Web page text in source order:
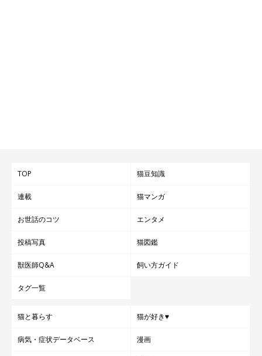
TOP 猫豆知識
連載 猫マンガ
お世話のコツ エンタメ
投稿写真 猫図鑑
獣医師Q&A 飼い方ガイド
タグ一覧
猫と暮らす 猫が好き♥
病気・症状データベース 漫画